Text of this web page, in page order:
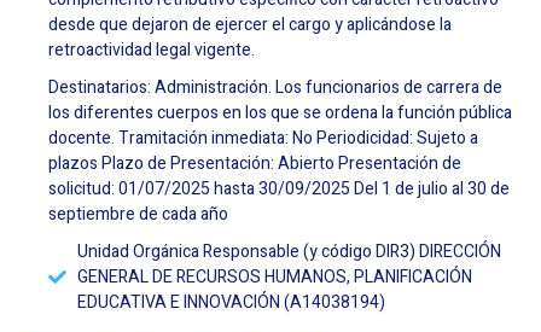
desde que dejaron de ejercer el cargo y aplicándose la
retroactividad legal vigente.
Destinatarios: Administración. Los funcionarios de carrera de
los diferentes cuerpos en los que se ordena la función pública
docente. Tramitación inmediata: No Periodicidad: Sujeto a
plazos Plazo de Presentación: Abierto Presentación de
solicitud: 01/07/2025 hasta 30/09/2025 Del 1 de julio al 30 de
septiembre de cada año
Unidad Orgánica Responsable (y código DIR3) DIRECCIÓN
GENERAL DE RECURSOS HUMANOS, PLANIFICACIÓN
EDUCATIVA E INNOVACIÓN (A14038194)